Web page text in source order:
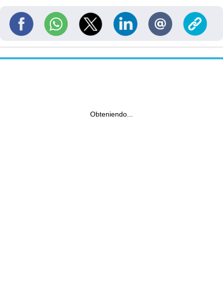
Obteniendo...